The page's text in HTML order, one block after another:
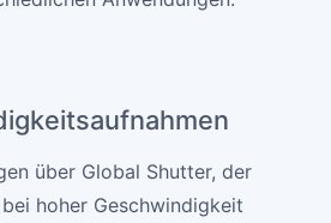
über Global Shutter, der
hoher Geschwindigkeit